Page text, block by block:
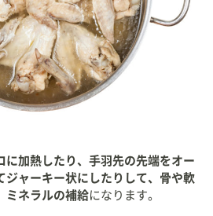
に加熱したり、手羽先の先端をオー
ジャーキー状にしたりして、骨や軟
ミネラルの補給になります。